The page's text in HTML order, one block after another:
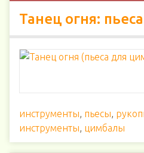
Танец огня:
инструменты, пьесы,
инструменты, цимбалы